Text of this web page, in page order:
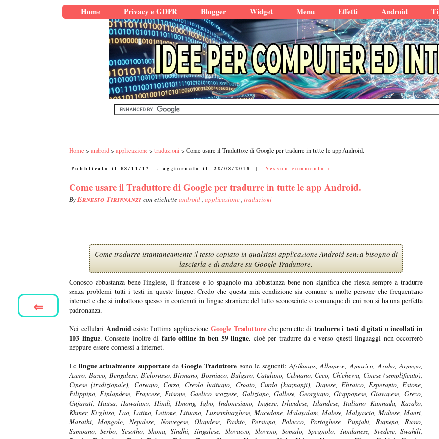
Home Privacy e GDPR Blogger Widget Menu Effetti Android
Home android applicazione traduzioni Come usare il Traduttore di Google per tradurre in tutte le app Android.
Pubblicato il 08/11/17 - aggiornato il 28/08/2018 | Nessun commento :
Come usare il Traduttore di Google per tradurre in tutte le app Android.
ByErnesto Tirinnanzi con etichetteandroid, applicazione, traduzioni
Come tradurre istantaneamente il testo copiato in qualsiasi applicazione Android senza bisogno di
lasciarla e di andare su Google Traduttore.
Conosco abbastanza bene l'inglese, il francese e lo spagnolo ma abbastanza bene non significa che riesca sempre a tradurre
senza problemi tutti i testi in queste lingue. Credo che questa mia condizione sia comune a molte persone che frequentano
internet e che si imbattono spesso in contenuti in lingue straniere del tutto sconosciute o comunque di cui non si ha una perfetta
padronanza.
Nei cellulari Androidesiste l'ottima applicazione Google Traduttoreche permette di tradurre i testi digitati o incollati in
103 lingue. Consente inoltre di farlo offline in ben 59 lingue, cioè per tradurre da e verso questi linguaggi non occorrerò
neppure essere connessi a internet.
Lelingue attualmente supportatedaGoogle Traduttore sono le seguenti:Afrikaans, Albanese, Amarico, Arabo, Armeno,
Azero, Basco, Bengalese, Bielorusso, Birmano, Bosniaco, Bulgaro, Catalano, Cebuano, Ceco, Chichewa, Cinese (semplificato),
Cinese (tradizionale), Coreano, Corso, Creolo haitiano, Croato, Curdo (kurmanji), Danese, Ebraico, Esperanto, Estone,
Filippino, Finlandese, Francese, Frisone, Gaelico scozzese, Galiziano, Gallese, Georgiano, Giapponese, Giavanese, Greco,
Gujarati, Hausa, Hawaiano, Hindi, Hmong, Igbo, Indonesiano, Inglese, Irlandese, Islandese, Italiano, Kannada, Kazako,
Khmer, Kirghiso, Lao, Latino, Lettone, Lituano, Lussemburghese, Macedone, Malayalam, Malese, Malgascio, Maltese, Maori,
Marathi, Mongolo, Nepalese, Norvegese, Olandese, Pashto, Persiano, Polacco, Portoghese, Punjabi, Rumeno, Russo,
Samoano, Serbo, Sesotho, Shona, Sindhi, Singalese, Slovacco, Sloveno, Somalo, Spagnolo, Sundanese, Svedese, Swahili,
⇐